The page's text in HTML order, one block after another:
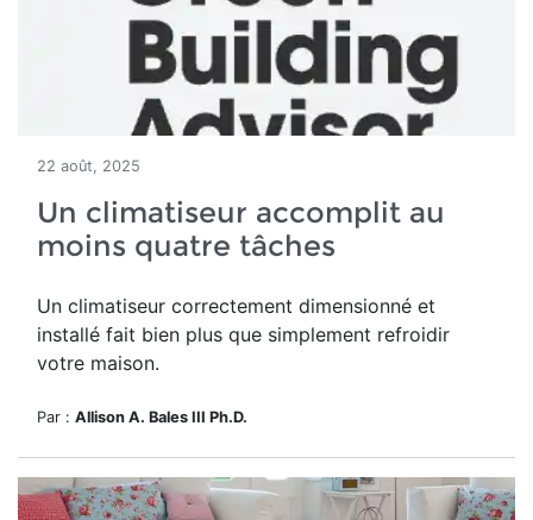
22 août, 2025
Un climatiseur accomplit au
moins quatre tâches
Un climatiseur correctement dimensionné et
installé fait bien plus que simplement refroidir
votre maison.
Par : Allison A. Bales III Ph.D.